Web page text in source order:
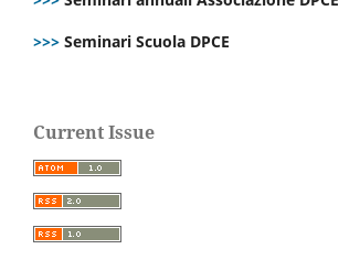
>>> Seminari Scuola DPCE
Current Issue